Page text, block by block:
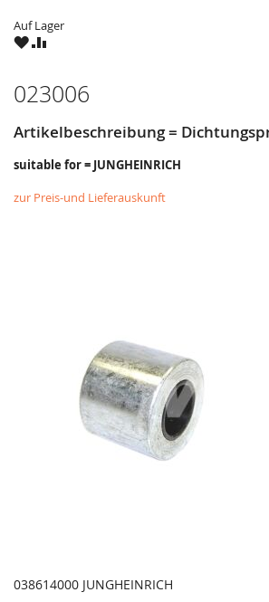
Auf Lager
ZUZU
023006
Artikelbeschreibung =
suitable for = JUNGHEINRICH
zur Preis-und Lieferauskunft
038614000 JUNGHEINRICH